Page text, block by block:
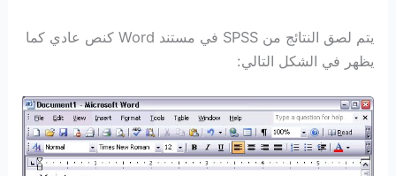
يتم لصق النتائج من SPSS في مستند Word كنص عادي كما
يظهر في الشكل التالي: